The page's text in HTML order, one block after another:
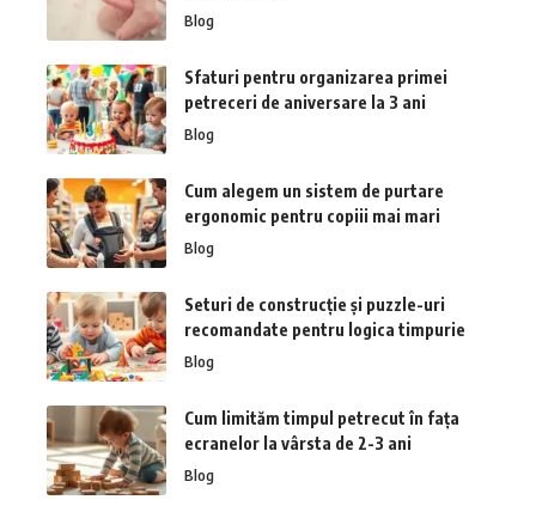
Blog
Sfaturi pentru organizarea primei
petreceri de aniversare la 3 ani
Blog
Cum alegem un sistem de purtare
ergonomic pentru copiii mai mari
Blog
Seturi de construcție și puzzle-uri
recomandate pentru logica timpurie
Blog
Cum limităm timpul petrecut în fața
ecranelor la vârsta de 2-3 ani
Blog